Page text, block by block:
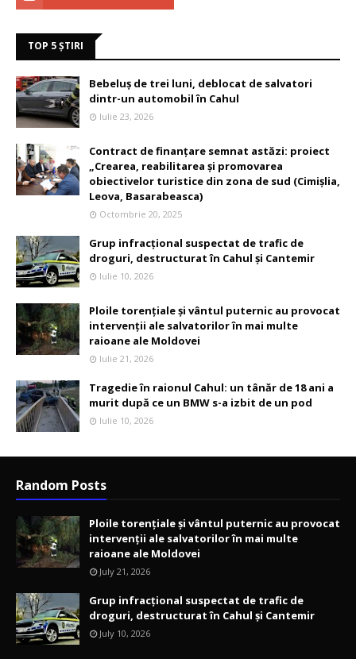
TOP 5 ȘTIRI
Bebeluș de trei luni, deblocat de salvatori
dintr-un automobil în Cahul
Iulie 23, 2026
Contract de finanțare semnat astăzi: proiect
„Crearea, reabilitarea și promovarea
obiectivelor turistice din zona de sud (Cimișlia,
Leova, Basarabeasca)
Octombrie 20, 2025
Grup infracțional suspectat de trafic de
droguri, destructurat în Cahul și Cantemir
Iulie 10, 2026
Ploile torențiale și vântul puternic au provocat
intervenții ale salvatorilor în mai multe
raioane ale Moldovei
Iulie 21, 2026
Tragedie în raionul Cahul: un tânăr de 18 ani a
murit după ce un BMW s-a izbit de un pod
Iulie 10, 2026
Random Posts
Ploile torențiale și vântul puternic au provocat
intervenții ale salvatorilor în mai multe
raioane ale Moldovei
July 21, 2026
Grup infracțional suspectat de trafic de
droguri, destructurat în Cahul și Cantemir
July 10, 2026